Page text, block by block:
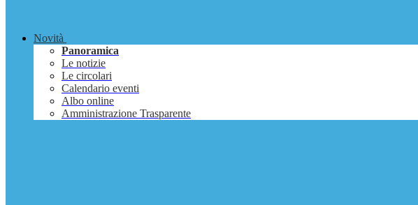
Novità
Panoramica
Le notizie
Le circolari
Calendario eventi
Albo online
Amministrazione Trasparente